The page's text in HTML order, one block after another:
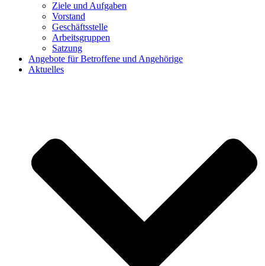
Ziele und Aufgaben
Vorstand
Geschäftsstelle
Arbeitsgruppen
Satzung
Angebote für Betroffene und Angehörige
Aktuelles